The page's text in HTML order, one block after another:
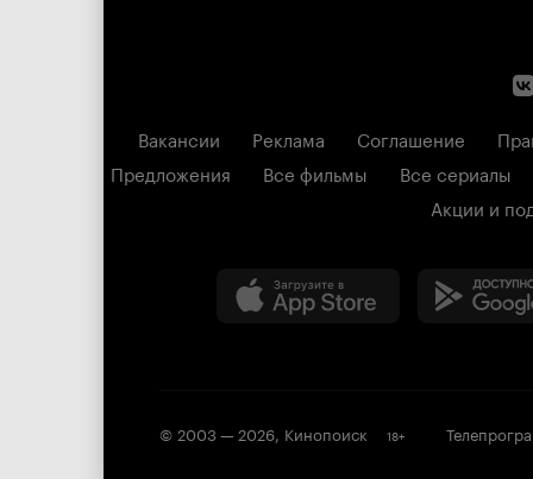
Вакансии Реклама Соглашение
Предложения
Все фильмы
Все сериалы
Акции и
© 2003 — 2026, Кинопоиск 18+